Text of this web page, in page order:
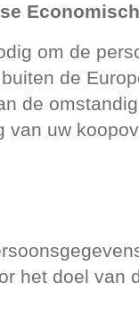
om de
de
de
van uw
het doel van